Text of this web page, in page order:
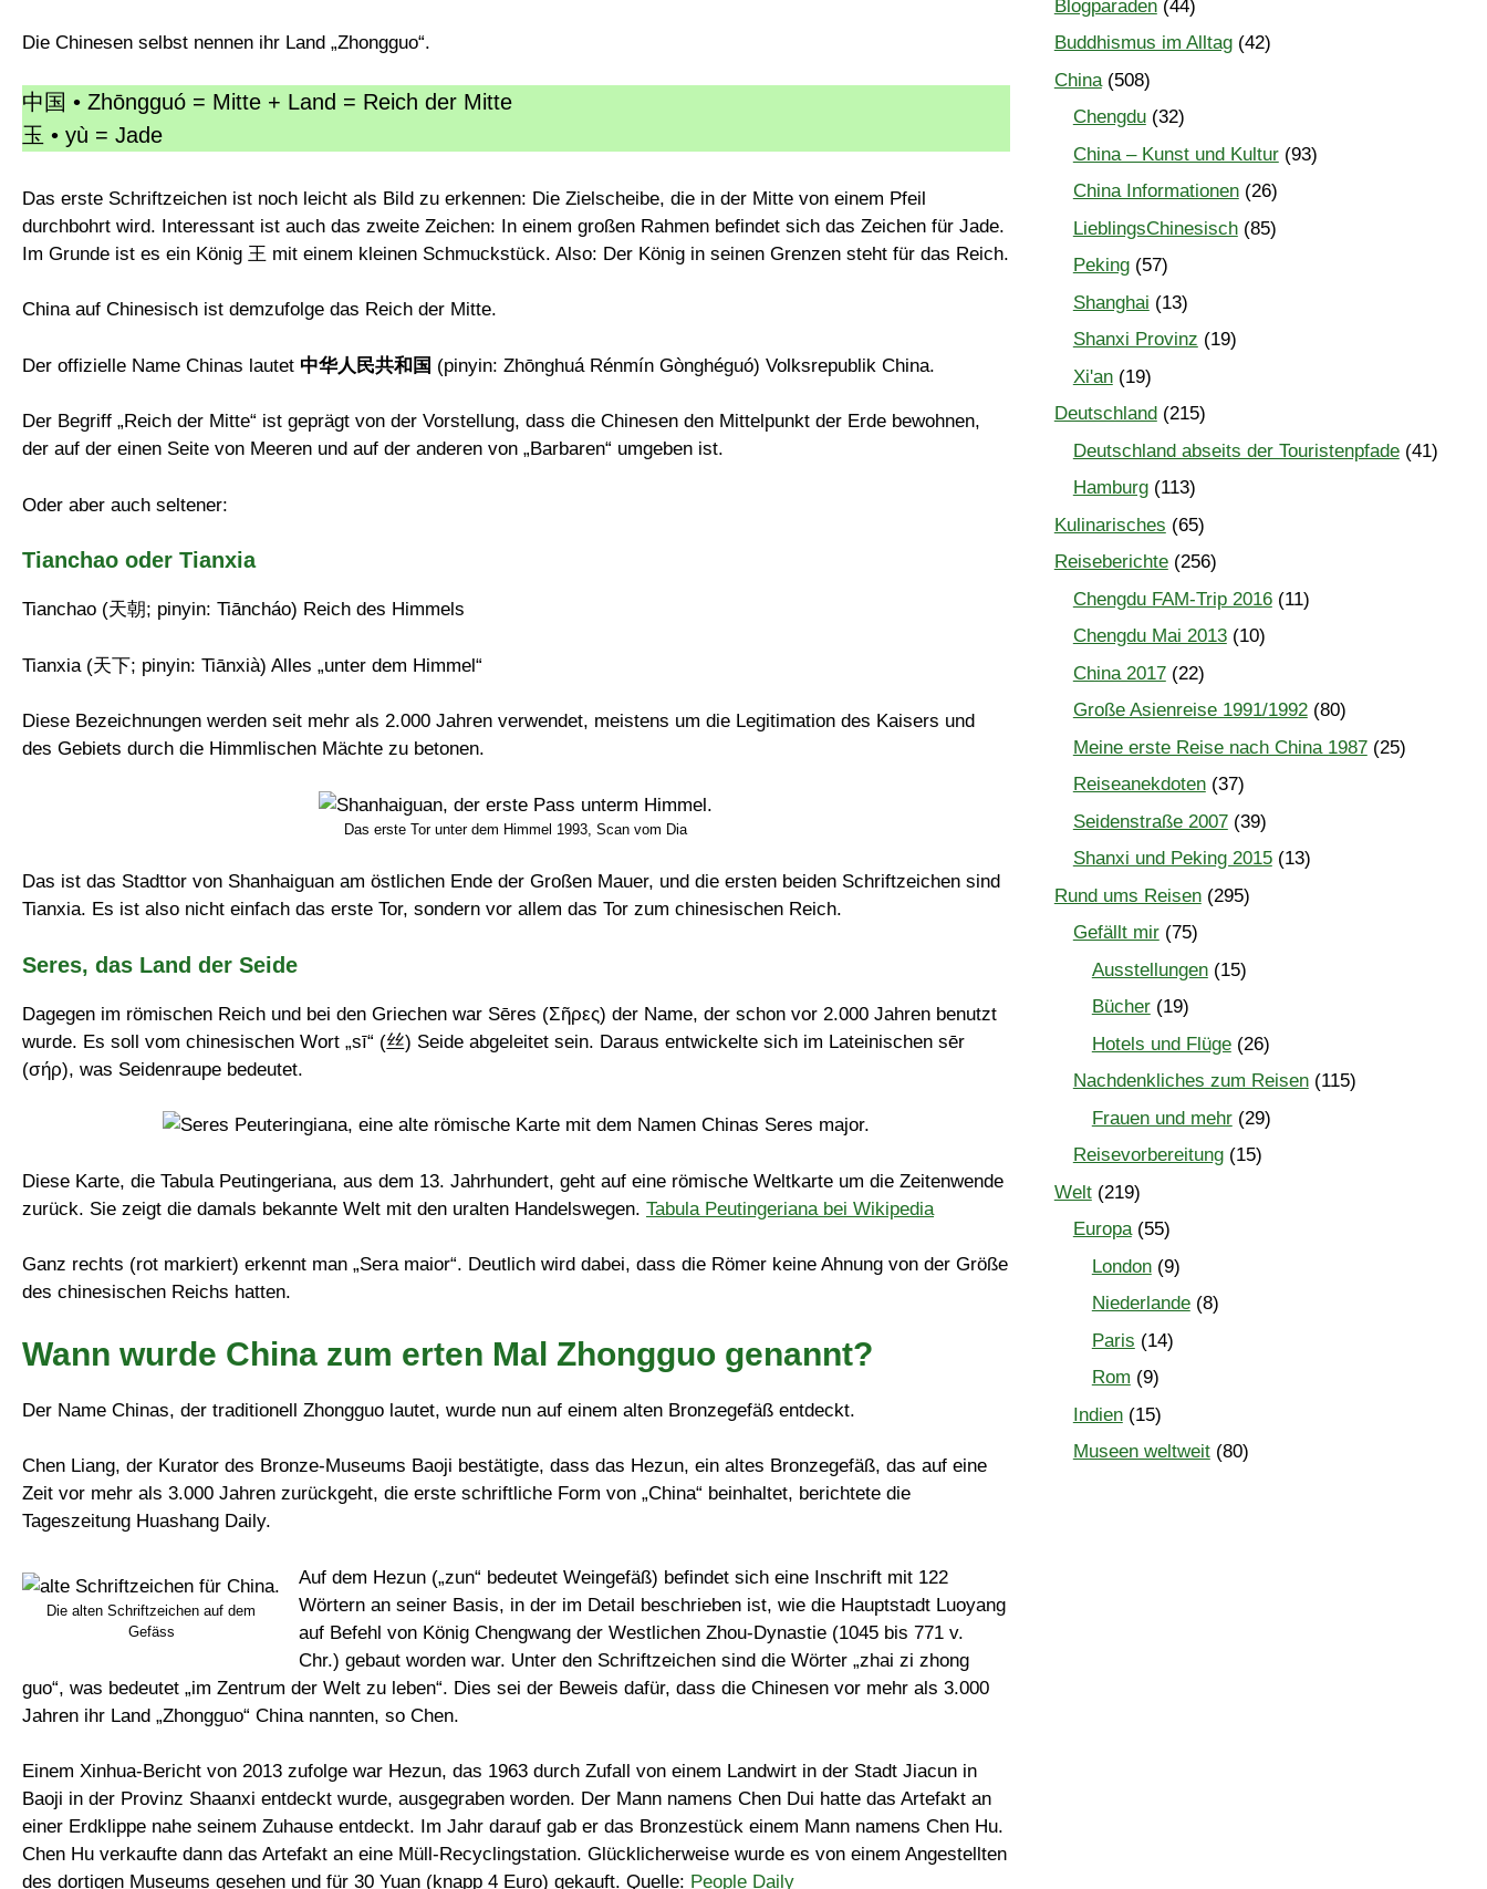
Die Chinesen selbst nennen ihr Land „Zhongguo“.
中国 • Zhōngguó = Mitte + Land = Reich der Mitte
玉 • yù = Jade
Das erste Schriftzeichen ist noch leicht als Bild zu erkennen: Die Zielscheibe, die in der Mitte von einem Pfeil
durchbohrt wird. Interessant ist auch das zweite Zeichen: In einem großen Rahmen befindet sich das Zeichen für Jade.
Im Grunde ist es ein König 王 mit einem kleinen Schmuckstück. Also: Der König in seinen Grenzen steht für das Reich.
China auf Chinesisch ist demzufolge das Reich der Mitte.
Der offizielle Name Chinas lautet 中华人民共和国 (pinyin: Zhōnghuá Rénmín Gònghéguó) Volksrepublik China.
Der Begriff „Reich der Mitte“ ist geprägt von der Vorstellung, dass die Chinesen den Mittelpunkt der Erde bewohnen,
der auf der einen Seite von Meeren und auf der anderen von „Barbaren“ umgeben ist.
Oder aber auch seltener:
Tianchao oder Tianxia
Tianchao (天朝; pinyin: Tiāncháo) Reich des Himmels
Tianxia (天下; pinyin: Tiānxià) Alles „unter dem Himmel“
Diese Bezeichnungen werden seit mehr als 2.000 Jahren verwendet, meistens um die Legitimation des Kaisers und
des Gebiets durch die Himmlischen Mächte zu betonen.
Das erste Tor unter dem Himmel 1993, Scan vom Dia
Das ist das Stadttor von Shanhaiguan am östlichen Ende der Großen Mauer, und die ersten beiden Schriftzeichen sind
Tianxia. Es ist also nicht einfach das erste Tor, sondern vor allem das Tor zum chinesischen Reich.
Seres, das Land der Seide
Dagegen im römischen Reich und bei den Griechen war Sēres (Σῆρες) der Name, der schon vor 2.000 Jahren benutzt
wurde. Es soll vom chinesischen Wort „sī“ (丝) Seide abgeleitet sein. Daraus entwickelte sich im Lateinischen sēr
(σήρ), was Seidenraupe bedeutet.
Diese Karte, die Tabula Peutingeriana, aus dem 13. Jahrhundert, geht auf eine römische Weltkarte um die Zeitenwende
zurück. Sie zeigt die damals bekannte Welt mit den uralten Handelswegen. Tabula Peutingeriana bei Wikipedia
Ganz rechts (rot markiert) erkennt man „Sera maior“. Deutlich wird dabei, dass die Römer keine Ahnung von der Größe
des chinesischen Reichs hatten.
Wann wurde China zum erten Mal Zhongguo genannt?
Der Name Chinas, der traditionell Zhongguo lautet, wurde nun auf einem alten Bronzegefäß entdeckt.
Chen Liang, der Kurator des Bronze-Museums Baoji bestätigte, dass das Hezun, ein altes Bronzegefäß, das auf eine
Zeit vor mehr als 3.000 Jahren zurückgeht, die erste schriftliche Form von „China“ beinhaltet, berichtete die
Tageszeitung Huashang Daily.
Die alten Schriftzeichen auf dem
Gefäss
Auf dem Hezun („zun“ bedeutet Weingefäß) befindet sich eine Inschrift mit 122
Wörtern an seiner Basis, in der im Detail beschrieben ist, wie die Hauptstadt Luoyang
auf Befehl von König Chengwang der Westlichen Zhou-Dynastie (1045 bis 771 v.
Chr.) gebaut worden war. Unter den Schriftzeichen sind die Wörter „zhai zi zhong
guo“, was bedeutet „im Zentrum der Welt zu leben“. Dies sei der Beweis dafür, dass die Chinesen vor mehr als 3.000
Jahren ihr Land „Zhongguo“ China nannten, so Chen.
Einem Xinhua-Bericht von 2013 zufolge war Hezun, das 1963 durch Zufall von einem Landwirt in der Stadt Jiacun in
Baoji in der Provinz Shaanxi entdeckt wurde, ausgegraben worden. Der Mann namens Chen Dui hatte das Artefakt an
einer Erdklippe nahe seinem Zuhause entdeckt. Im Jahr darauf gab er das Bronzestück einem Mann namens Chen Hu.
Chen Hu verkaufte dann das Artefakt an eine Müll-Recyclingstation. Glücklicherweise wurde es von einem Angestellten
des dortigen Museums gesehen und für 30 Yuan (knapp 4 Euro) gekauft. Quelle: People Daily
Blogparaden(44)
Buddhismus im Alltag(42)
China(508)
Chengdu(32)
China – Kunst und Kultur(93)
China Informationen(26)
LieblingsChinesisch(85)
Peking(57)
Shanghai (13)
Shanxi Provinz (19)
Xi'an(19)
Deutschland(215)
Deutschland abseits der Touristenpfade(41)
Hamburg(113)
Kulinarisches (65)
Reiseberichte(256)
Chengdu FAM-Trip 2016(11)
Chengdu Mai 2013(10)
China 2017(22)
Große Asienreise 1991/1992(80)
Meine erste Reise nach China 1987(25)
Reiseanekdoten(37)
Seidenstraße 2007(39)
Shanxi und Peking 2015(13)
Rund ums Reisen(295)
Gefällt mir(75)
Ausstellungen(15)
Bücher(19)
Hotels und Flüge(26)
Nachdenkliches zum Reisen(115)
Frauen und mehr(29)
Reisevorbereitung(15)
Welt(219)
Europa(55)
London(9)
Niederlande(8)
Paris (14)
Rom (9)
Indien(15)
Museen weltweit(80)